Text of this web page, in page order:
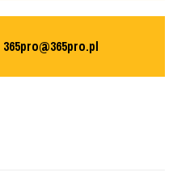
365pro@365pro.pl